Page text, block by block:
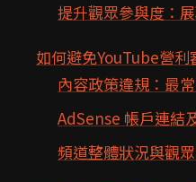
提升觀眾參與度：
如何避免YouTube營
內容政策違規：最
AdSense 帳戶連結
頻道整體狀況與觀